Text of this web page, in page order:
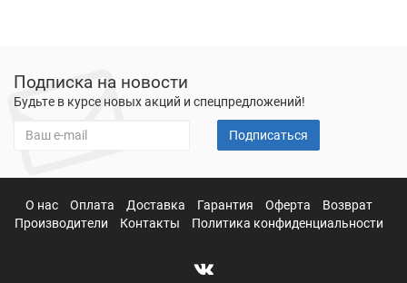
Подписка на новости
Будьте в курсе новых акций и спецпредложений!
Подписаться
О нас Оплата Доставка Гарантия Оферта
Возврат
Производители
Контакты Политика конфиденциальности